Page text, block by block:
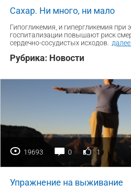
Сахар. Ни много, ни мало
Гипогликемия, и гипергликемия при
госпитализации повышают риск
сердечно-сосудистых исходов.
далее
Рубрика: Новости
19693 0 1
Упражнение на выживание